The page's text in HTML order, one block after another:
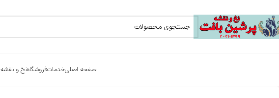
صفحه اصلیخدماتفروشگاهنخ و نقشه